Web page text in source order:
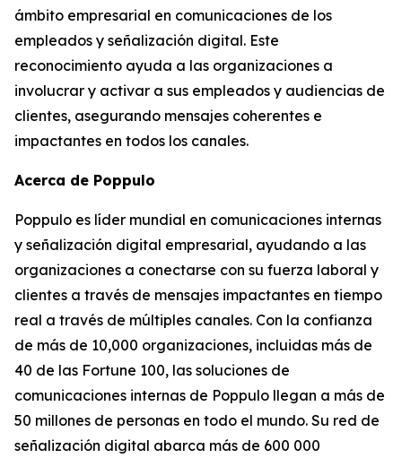
ámbito empresarial en comunicaciones de los
empleados y señalización digital. Este
reconocimiento ayuda a las organizaciones a
involucrar y activar a sus empleados y audiencias de
clientes, asegurando mensajes coherentes e
impactantes en todos los canales.
Acerca de Poppulo
Poppulo es líder mundial en comunicaciones internas
y señalización digital empresarial, ayudando a las
organizaciones a conectarse con su fuerza laboral y
clientes a través de mensajes impactantes en tiempo
real a través de múltiples canales. Con la confianza
de más de 10,000 organizaciones, incluidas más de
40 de las Fortune 100, las soluciones de
comunicaciones internas de Poppulo llegan a más de
50 millones de personas en todo el mundo. Su red de
señalización digital abarca más de 600 000